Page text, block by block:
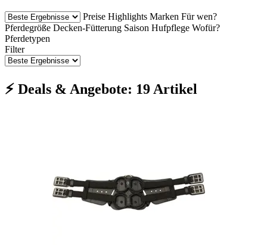
Preise Highlights Marken Für wen?
Pferdegröße Decken-Fütterung Saison Hufpflege Wofür?
Pferdetypen
Filter
⚡ Deals & Angebote: 19 Artikel